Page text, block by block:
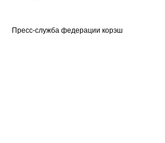
Пресс-служба федерации корэш